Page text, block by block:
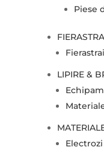
Piese
LIPIRE &
Electrozi